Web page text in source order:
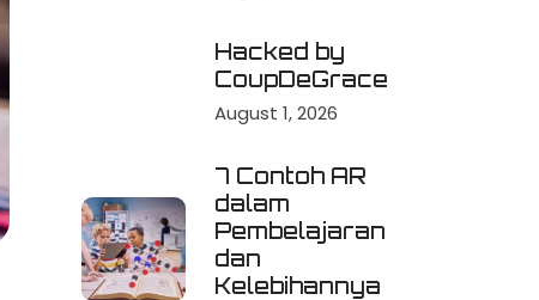
Hacked by
CoupDeGrace
August 1, 2026
7 Contoh AR
dalam
Pembelajaran
dan
Kelebihannya